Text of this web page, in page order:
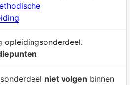
opleidingsonderdeel.
niet volgen binnen